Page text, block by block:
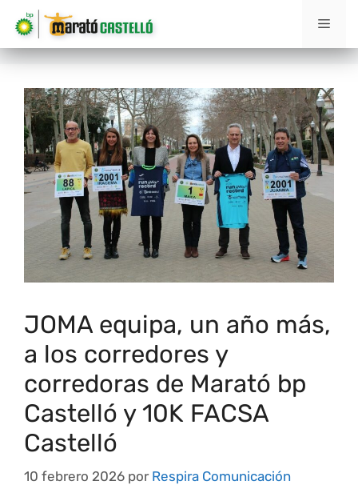
JOMA equipa, un año más,
a los corredores y
corredoras de Marató bp
Castelló y 10K FACSA
Castelló
10 febrero 2026 por Respira Comunicación